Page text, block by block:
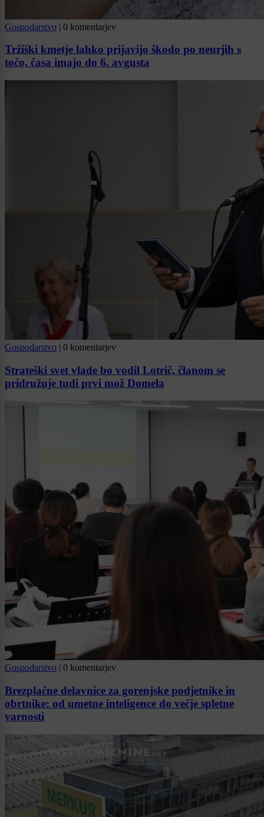
Gospodarstvo | 0 komentarjev
Tržiški kmetje lahko prijavijo škodo po neurjih s
točo, časa imajo do 6. avgusta
Gospodarstvo | 0 komentarjev
Strateški svet vlade bo vodil Lotrič, članom se
pridružuje tudi prvi mož Domela
Gospodarstvo 0 komentarjev
Brezplačne delavnice za gorenjske podjetnike in
obrtnike: od umetne inteligence do večje spletne
varnosti